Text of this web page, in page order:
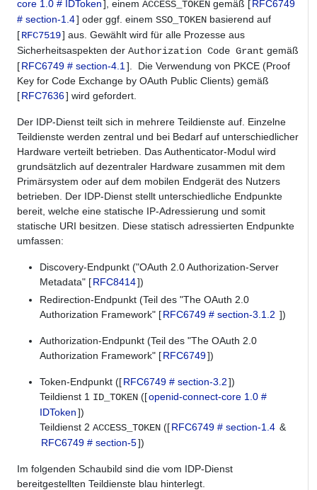
core 1.0 # IDToken], einem ACCESS_TOKEN gemäß [ RFC6749
# section-1.4] oder ggf. einem SSO_TOKEN basierend auf
[RFC7519] aus. Gewählt wird für alle Prozesse aus
Sicherheitsaspekten der Authorization Code Grant gemäß
[RFC6749 # section-4.1 ]. Die Verwendung von PKCE (Proof
Key for Code Exchange by OAuth Public Clients) gemäß
[RFC7636] wird gefordert.
Der IDP-Dienst teilt sich in mehrere Teildienste auf. Einzelne
Teildienste werden zentral und bei Bedarf auf unterschiedlicher
Hardware verteilt betrieben. Das Authenticator-Modul wird
grundsätzlich auf dezentraler Hardware zusammen mit dem
Primärsystem oder auf dem mobilen Endgerät des Nutzers
betrieben. Der IDP-Dienst stellt unterschiedliche Endpunkte
bereit, welche eine statische IP-Adressierung und somit
statische URI besitzen. Diese statisch adressierten Endpunkte
umfassen:
Discovery-Endpunkt ("OAuth 2.0 Authorization-Server
Metadata" [RFC8414])
Redirection-Endpunkt (Teil des "The OAuth 2.0
Authorization Framework" [RFC6749 # section-3.1.2 ])
Authorization-Endpunkt (Teil des "The OAuth 2.0
Authorization Framework" [RFC6749])
Token-Endpunkt ([RFC6749 # section-3.2])
Teildienst 1 ID_TOKEN ([openid-connect-core 1.0 #
IDToken])
Teildienst 2 ACCESS_TOKEN ([RFC6749 # section-1.4 &
RFC6749 # section-5])
Im folgenden Schaubild sind die vom IDP-Dienst
bereitgestellten Teildienste blau hinterlegt.